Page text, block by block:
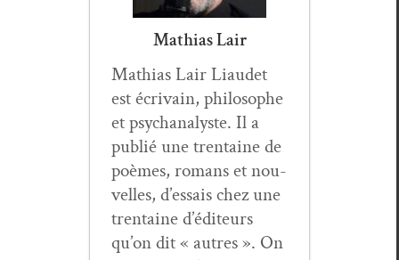
Mathias Lair
Math­ias Lair Liaudet
est écrivain, philosophe
et psy­ch­an­a­lyste. Il a
pub­lié une trentaine de
poèmes, romans et nou­
velles, d’essais chez une
trentaine d’éditeurs
qu’on dit « autres ». On